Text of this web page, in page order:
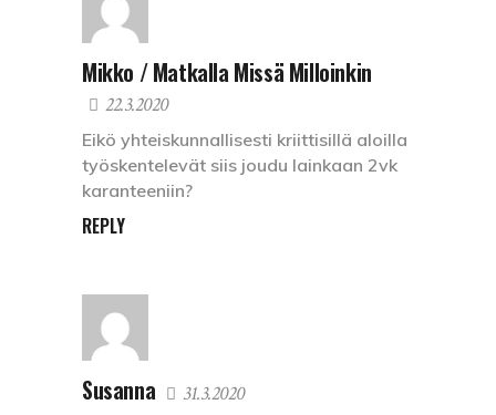
Mikko / Matkalla Missä Milloinkin
22.3.2020
Eikö yhteiskunnallisesti kriittisillä aloilla
työskentelevät siis joudu lainkaan 2vk
karanteeniin?
REPLY
Susanna 31.3.2020